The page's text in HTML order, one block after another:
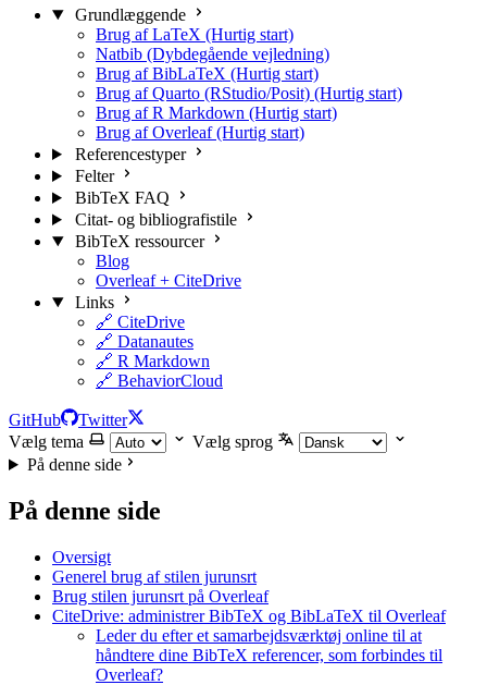
Grundlæggende
Brug af LaTeX (Hurtig start)
Natbib (Dybdegående vejledning)
Brug af BibLaTeX (Hurtig start)
Brug af Quarto (RStudio/Posit) (Hurtig start)
Brug af R Markdown (Hurtig start)
Brug af Overleaf (Hurtig start)
Referencestyper
Felter
BibTeX FAQ
Citat- og bibliografistile
BibTeX ressourcer
Blog
Overleaf + CiteDrive
Links
🔗 CiteDrive
🔗 Datanautes
🔗 R Markdown
🔗 BehaviorCloud
GitHub
Twitter
Vælg tema
Vælg sprog
På denne side
På denne side
Oversigt
Generel brug af stilen jurunsrt
Brug stilen jurunsrt på Overleaf
CiteDrive: administrer BibTeX og BibLaTeX til Overleaf
Leder du efter et samarbejdsværktøj online til at
håndtere dine BibTeX referencer, som forbindes til
Overleaf?